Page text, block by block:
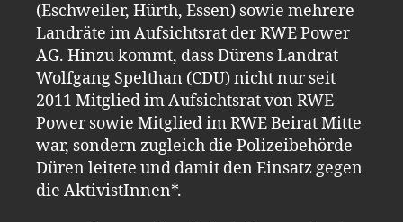
(Eschweiler, Hürth, Essen) sowie mehrere
Landräte im Aufsichtsrat der RWE Power
AG. Hinzu kommt, dass Dürens Landrat
Wolfgang Spelthan (CDU) nicht nur seit
2011 Mitglied im Aufsichtsrat von RWE
Power sowie Mitglied im RWE Beirat Mitte
war, sondern zugleich die Polizeibehörde
Düren leitete und damit den Einsatz gegen
die AktivistInnen*.